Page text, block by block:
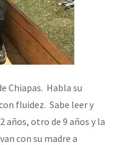
Chiapas. Habla su
fluidez. Sabe leer y
años, otro de 9 años y la
con su madre a